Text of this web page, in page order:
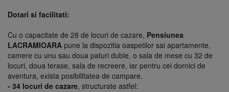
Dotari si facilitati:
Cu o capacitate de 28 de locuri de cazare, Pensiunea
LACRAMIOARA pune la dispozitia oaspetilor sai apartamente,
camere cu unu sau doua paturi duble, o sala de mese cu 32 de
locuri, doua terase, sala de recreere, iar pentru cei dornici de
aventura, exista posibilitatea de campare.
- 34 locuri de cazare, structurate astfel: